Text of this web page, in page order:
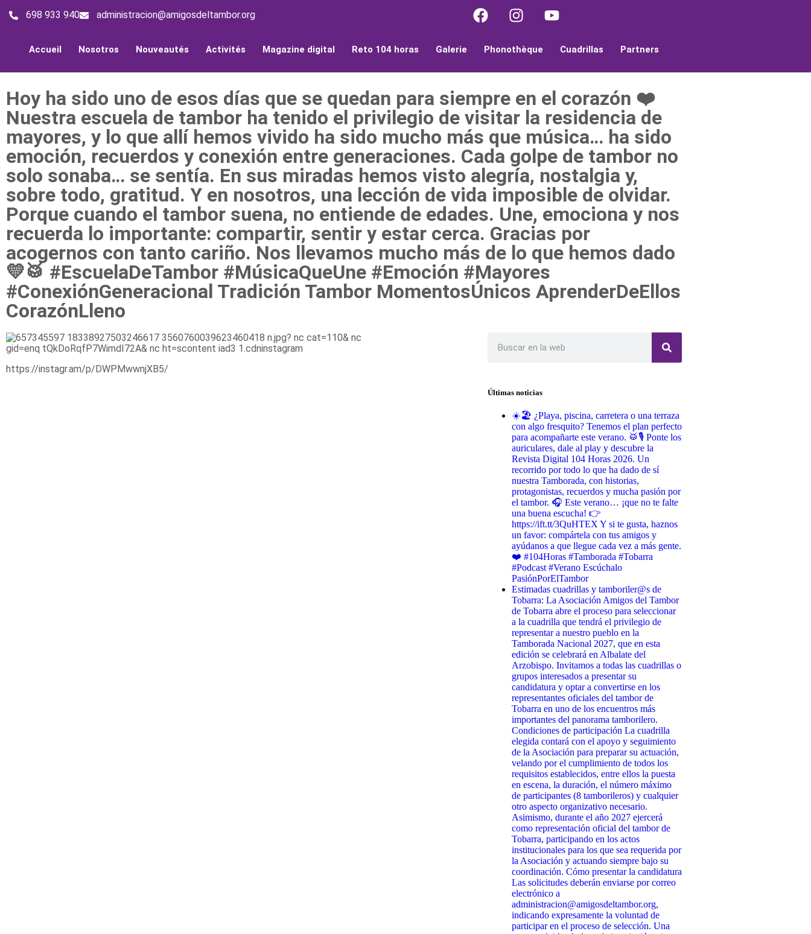
698 933 940 administracion@amigosdeltambor.org
Accueil Nosotros Nouveautés Activités Magazine digital Reto 104 horas Galerie Phonothèque Cuadrillas Partners
Hoy ha sido uno de esos días que se quedan para siempre en el corazón ❤️
Nuestra escuela de tambor ha tenido el privilegio de visitar la residencia de
mayores, y lo que allí hemos vivido ha sido mucho más que música… ha sido
emoción, recuerdos y conexión entre generaciones. Cada golpe de tambor no
solo sonaba… se sentía. En sus miradas hemos visto alegría, nostalgia y,
sobre todo, gratitud. Y en nosotros, una lección de vida imposible de olvidar.
Porque cuando el tambor suena, no entiende de edades. Une, emociona y nos
recuerda lo importante: compartir, sentir y estar cerca. Gracias por
acogernos con tanto cariño. Nos llevamos mucho más de lo que hemos dado
💛🥁 #EscuelaDeTambor #MúsicaQueUne #Emoción #Mayores
#ConexiónGeneracional Tradición Tambor MomentosÚnicos AprenderDeEllos
CorazónLleno
https://instagr.am/p/DWPMwwnjXB5/
Últimas noticias
☀️🏖️ ¿Playa, piscina, carretera o una terraza
con algo fresquito? Tenemos el plan perfecto
para acompañarte este verano. 🥁🎙️ Ponte los
auriculares, dale al play y descubre la
Revista Digital 104 Horas 2026. Un
recorrido por todo lo que ha dado de sí
nuestra Tamborada, con historias,
protagonistas, recuerdos y mucha pasión por
el tambor. 🎧 Este verano… ¡que no te falte
una buena escucha! 👉
https://ift.tt/3QuHTEX Y si te gusta, haznos
un favor: compártela con tus amigos y
ayúdanos a que llegue cada vez a más gente.
❤️ #104Horas #Tamborada #Tobarra
#Podcast #Verano Escúchalo
PasiónPorElTambor
Estimadas cuadrillas y tamboriler@s de
Tobarra: La Asociación Amigos del Tambor
de Tobarra abre el proceso para seleccionar
a la cuadrilla que tendrá el privilegio de
representar a nuestro pueblo en la
Tamborada Nacional 2027, que en esta
edición se celebrará en Albalate del
Arzobispo. Invitamos a todas las cuadrillas o
grupos interesados a presentar su
candidatura y optar a convertirse en los
representantes oficiales del tambor de
Tobarra en uno de los encuentros más
importantes del panorama tamborilero.
Condiciones de participación La cuadrilla
elegida contará con el apoyo y seguimiento
de la Asociación para preparar su actuación,
velando por el cumplimiento de todos los
requisitos establecidos, entre ellos la puesta
en escena, la duración, el número máximo
de participantes (8 tamborileros) y cualquier
otro aspecto organizativo necesario.
Asimismo, durante el año 2027 ejercerá
como representación oficial del tambor de
Tobarra, participando en los actos
institucionales para los que sea requerida por
la Asociación y actuando siempre bajo su
coordinación. Cómo presentar la candidatura
Las solicitudes deberán enviarse por correo
electrónico a
administracion@amigosdeltambor.org,
indicando expresamente la voluntad de
participar en el proceso de selección. Una